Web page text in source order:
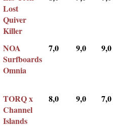
Lost
Quiver
Killer
NOA
Surfboards
Omnia
7,0 9,0 9,0
TORQ x
Channel
Islands
8,0 9,0 7,0